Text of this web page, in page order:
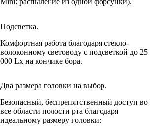
Mini: распыление из одной форсунки).
Подсветка.
Комфортная работа благодаря стекло-
волоконному световоду с подсветкой до 25
000 Lx на кончике бора.
Два размера головки на выбор.
Безопасный, беспрепятственный доступ во
все области полости рта благодаря
идеальному размеру головки: